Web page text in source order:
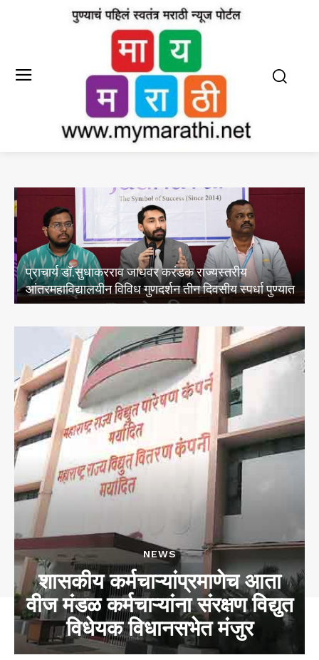
प्राचार्य डॉ.सुधाकरराव जाधवर करंडक राज्यस्तरीय
आंतरमहाविद्यालयीन विविध गुणदर्शन तीन दिवसीय स्पर्धा पुण्यात
NEWS
शासकीय कर्मचाऱ्यांप्रमाणेच आता
वीज मंडळ कर्मचाऱ्यांना संरक्षण विद्युत
विधेयक विधानसभेत मंजुर